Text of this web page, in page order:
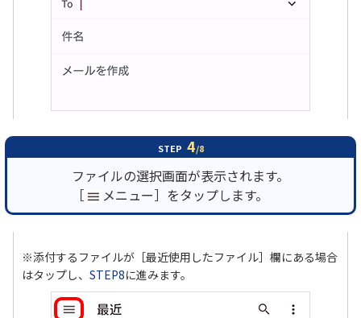
STEP 4/8
ファイルの選択画面が表示されます。
［
メニュー］をタップします。
※添付するファイルが［最近使用したファイル］欄にある場合
はタップし、 STEP8に進みます。